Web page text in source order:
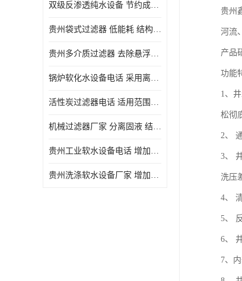
双级反渗透纯水设备 节约成本 提供高纯度水
贵州袋式过滤器 低能耗 结构简单
贵州多介质过滤器 去除悬浮物 防止水垢和堵塞
锅炉软化水设备电话 采用离子交换技术 减少维修和更换的成本
活性炭过滤器电话 适用范围广 防止水垢和堵塞
机械过滤器厂家 分离固液 结构简单
贵州工业软水设备电话 增加清洁效果 使水更加清澈 干净
贵州洗涤软水设备厂家 增加清洁效果 减少维修和更换的成本
贵州
河流
产品
功能
1、
松彻
2、
3、
洗压
4、
5、
6、
7、